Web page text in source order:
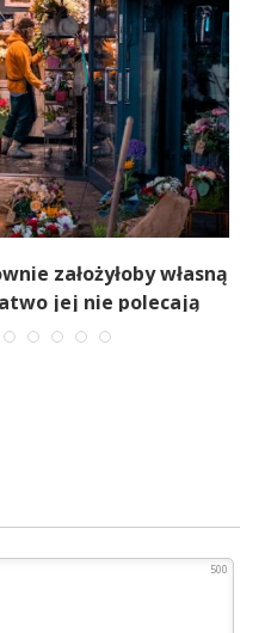
założyłoby własną
jej nie polecają
500